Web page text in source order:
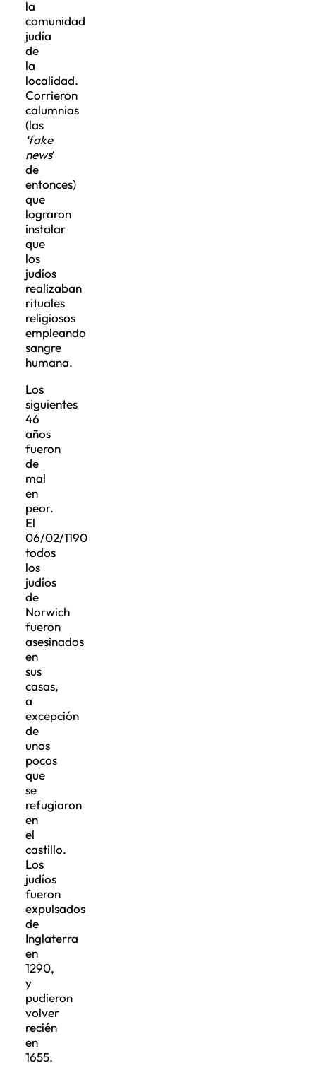
la
comunidad
judía
de
la
localidad.
Corrieron
calumnias
(las
‘fake
news‘
de
entonces)
que
lograron
instalar
que
los
judíos
realizaban
rituales
religiosos
empleando
sangre
humana.
Los
siguientes
46
años
fueron
de
mal
en
peor.
El
06/02/1190
todos
los
judíos
de
Norwich
fueron
asesinados
en
sus
casas,
a
excepción
de
unos
pocos
que
se
refugiaron
en
el
castillo.
Los
judíos
fueron
expulsados
de
Inglaterra
en
1290,
y
pudieron
volver
recién
en
1655.